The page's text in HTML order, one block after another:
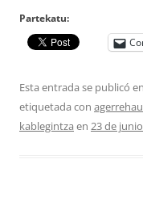
Partekatu:
Esta entrada se publicó en
etiquetada con
kablegintza en 23 de